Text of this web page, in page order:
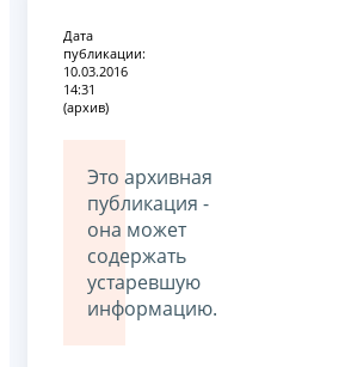
Дата
публикации:
10.03.2016
14:31
(архив)
Это архивная
публикация -
она может
содержать
устаревшую
информацию.